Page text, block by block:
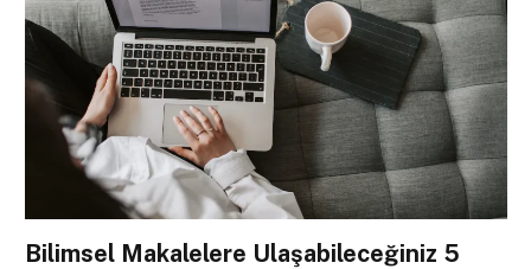
Bilimsel Makalelere Ulaşabileceğiniz 5